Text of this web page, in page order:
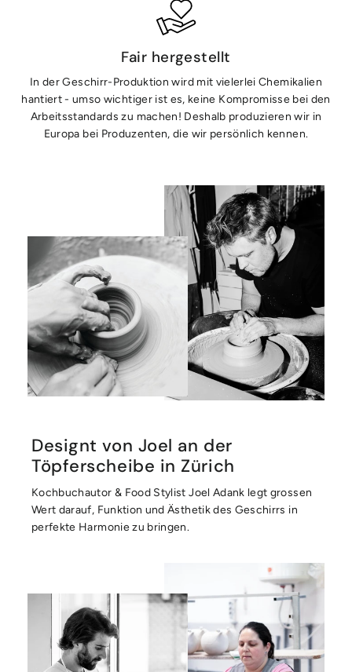
Fair hergestellt
In der Geschirr-Produktion wird mit vielerlei Chemikalien
hantiert - umso wichtiger ist es, keine Kompromisse bei den
Arbeitsstandards zu machen! Deshalb produzieren wir in
Europa bei Produzenten, die wir persönlich kennen.
Designt von Joel an der
Töpferscheibe in Zürich
Kochbuchautor & Food Stylist Joel Adank legt grossen
Wert darauf, Funktion und Ästhetik des Geschirrs in
perfekte Harmonie zu bringen.